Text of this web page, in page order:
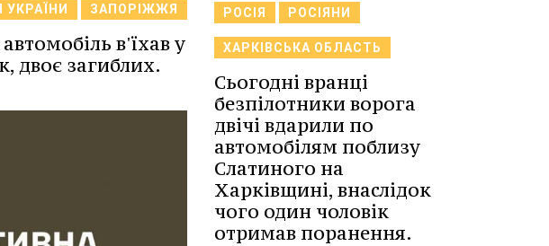
УКРАЇНИ ЗАПОРІЖЖЯ
в'їхав у
двоє загиблих.
РОСІЯ РОСІЯНИ
ХАРКІВСЬКА ОБЛАСТЬ
Сьогодні вранці
безпілотники ворога
двічі вдарили по
автомобілям поблизу
Слатиного на
Харківщині, внаслідок
чого один чоловік
отримав поранення.